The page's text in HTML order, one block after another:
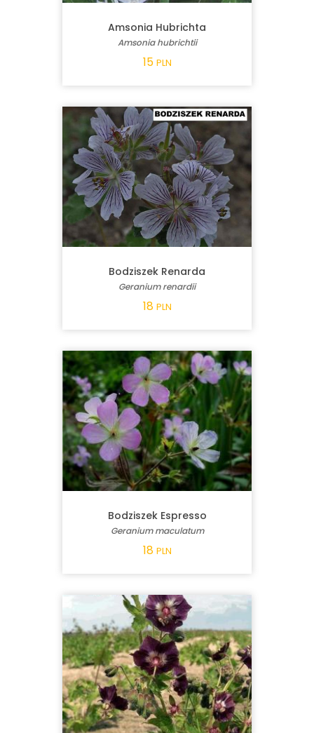
Amsonia Hubrichta
Amsonia hubrichtii
15 PLN
Bodziszek Renarda
Geranium renardii
18 PLN
Bodziszek Espresso
Geranium maculatum
18 PLN